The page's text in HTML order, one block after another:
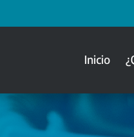
Inicio